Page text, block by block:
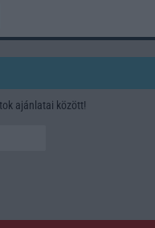
ajánlatai között!